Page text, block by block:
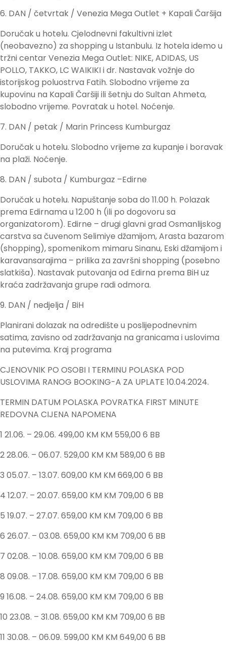
6. DAN / četvrtak / Venezia Mega Outlet + Kapali Čaršija
Doručak u hotelu. Cjelodnevni fakultivni izlet
(neobavezno) za shopping u Istanbulu. Iz hotela idemo u
tržni centar Venezia Mega Outlet: NIKE, ADIDAS, US
POLLO, TAKKO, LC WAIKIKI i dr. Nastavak vožnje do
istorijskog poluostrva Fatih. Slobodno vrijeme za
kupovinu na Kapali Čaršiji ili šetnju do Sultan Ahmeta,
slobodno vrijeme. Povratak u hotel. Noćenje.
7. DAN / petak / Marin Princess Kumburgaz
Doručak u hotelu. Slobodno vrijeme za kupanje i boravak
na plaži. Noćenje.
8. DAN / subota / Kumburgaz –Edirne
Doručak u hotelu. Napuštanje soba do 11.00 h. Polazak
prema Edirnama u 12.00 h (ili po dogovoru sa
organizatorom). Edirne – drugi glavni grad Osmanlijskog
carstva sa čuvenom Selimiye džamijom, Arasta bazarom
(shopping), spomenikom mimaru Sinanu, Eski džamijom i
karavansarajima – prilika za završni shopping (posebno
slatkiša). Nastavak putovanja od Edirna prema BiH uz
kraća zadržavanja grupe radi odmora.
9. DAN / nedjelja / BiH
Planirani dolazak na odredište u poslijepodnevnim
satima, zavisno od zadržavanja na granicama i uslovima
na putevima. Kraj programa
CJENOVNIK PO OSOBI I TERMINU POLASKA POD
USLOVIMA RANOG BOOKING-A ZA UPLATE 10.04.2024.
TERMIN DATUM POLASKA POVRATKA FIRST MINUTE
REDOVNA CIJENA NAPOMENA
1 21.06. – 29.06. 499,00 KM KM 559,00 6 BB
2 28.06. – 06.07. 529,00 KM KM 589,00 6 BB
3 05.07. – 13.07. 609,00 KM KM 669,00 6 BB
4 12.07. – 20.07. 659,00 KM KM 709,00 6 BB
5 19.07. – 27.07. 659,00 KM KM 709,00 6 BB
6 26.07. – 03.08. 659,00 KM KM 709,00 6 BB
7 02.08. – 10.08. 659,00 KM KM 709,00 6 BB
8 09.08. – 17.08. 659,00 KM KM 709,00 6 BB
9 16.08. – 24.08. 659,00 KM KM 709,00 6 BB
10 23.08. – 31.08. 659,00 KM KM 709,00 6 BB
11 30.08. – 06.09. 599,00 KM KM 649,00 6 BB